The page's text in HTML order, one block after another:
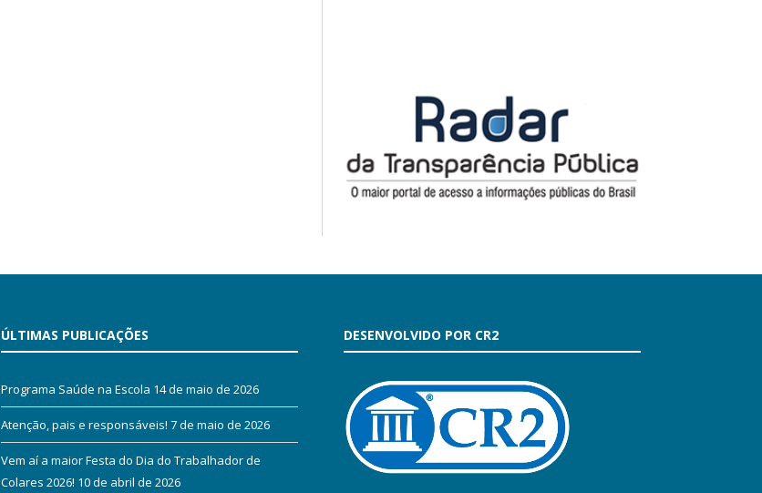
ÚLTIMAS PUBLICAÇÕES
Programa Saúde na Escola 14 de maio de 2026
Atenção, pais e responsáveis! 7 de maio de 2026
Vem aí a maior Festa do Dia do Trabalhador de
Colares 2026! 10 de abril de 2026
DESENVOLVIDO POR CR2